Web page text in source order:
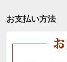
カ
お支払い方法